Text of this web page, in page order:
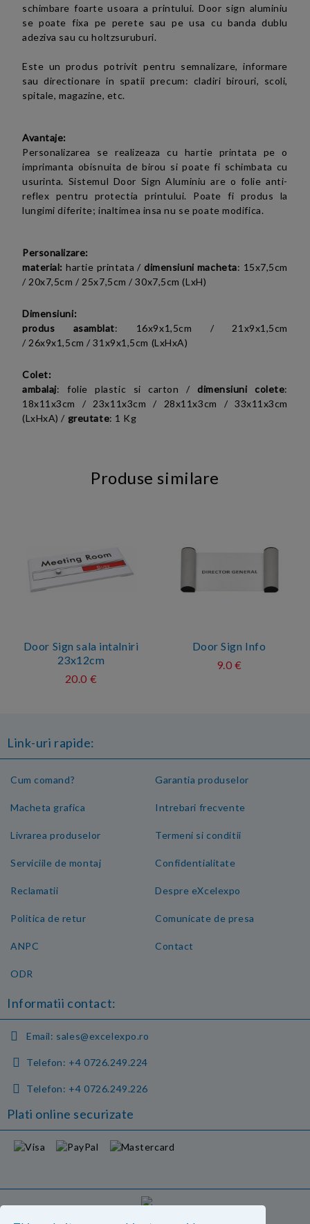
schimbare foarte usoara a printului. Door sign aluminiu
se poate fixa pe perete sau pe usa cu banda dublu
adeziva sau cu holtzsuruburi.
Este un produs potrivit pentru semnalizare, informare
sau directionare in spatii precum: cladiri birouri, scoli,
spitale, magazine, etc.
Avantaje:
Personalizarea se realizeaza cu hartie printata pe o
imprimanta obisnuita de birou si poate fi schimbata cu
usurinta. Sistemul Door Sign Aluminiu are o folie anti-
reflex pentru protectia printului. Poate fi produs la
lungimi diferite; inaltimea insa nu se poate modifica.
Personalizare:
material: hartie printata /dimensiuni macheta: 15x7,5cm
/ 20x7,5cm / 25x7,5cm / 30x7,5cm (LxH)
Dimensiuni:
produs asamblat: 16x9x1,5cm / 21x9x1,5cm
/ 26x9x1,5cm / 31x9x1,5cm (LxHxA)
Colet:
ambalaj: folie plastic si carton / dimensiuni colete:
18x11 x3cm / 23x11x3cm / 28x11x3cm / 33x11x3cm
(LxHxA) / greutate: 1 Kg
Produse similare
Door Sign sala intalniri
23x12cm
20.0 €
Door Sign Info
9.0 €
Link-uri rapide:
Cum comand?
Macheta grafica
Livrarea produselor
Serviciile de montaj
Garantia produselor
Intrebari frecvente
Termeni si conditii
Confidentialitate
Reclamatii
Politica de retur
ANPC
ODR
Despre eXcelexpo
Comunicate de presa
Contact
Informatii contact:
Email: sales@excelexpo.ro
Telefon: +4 0726.249.224
Telefon: +4 0726.249.226
Plati online securizate